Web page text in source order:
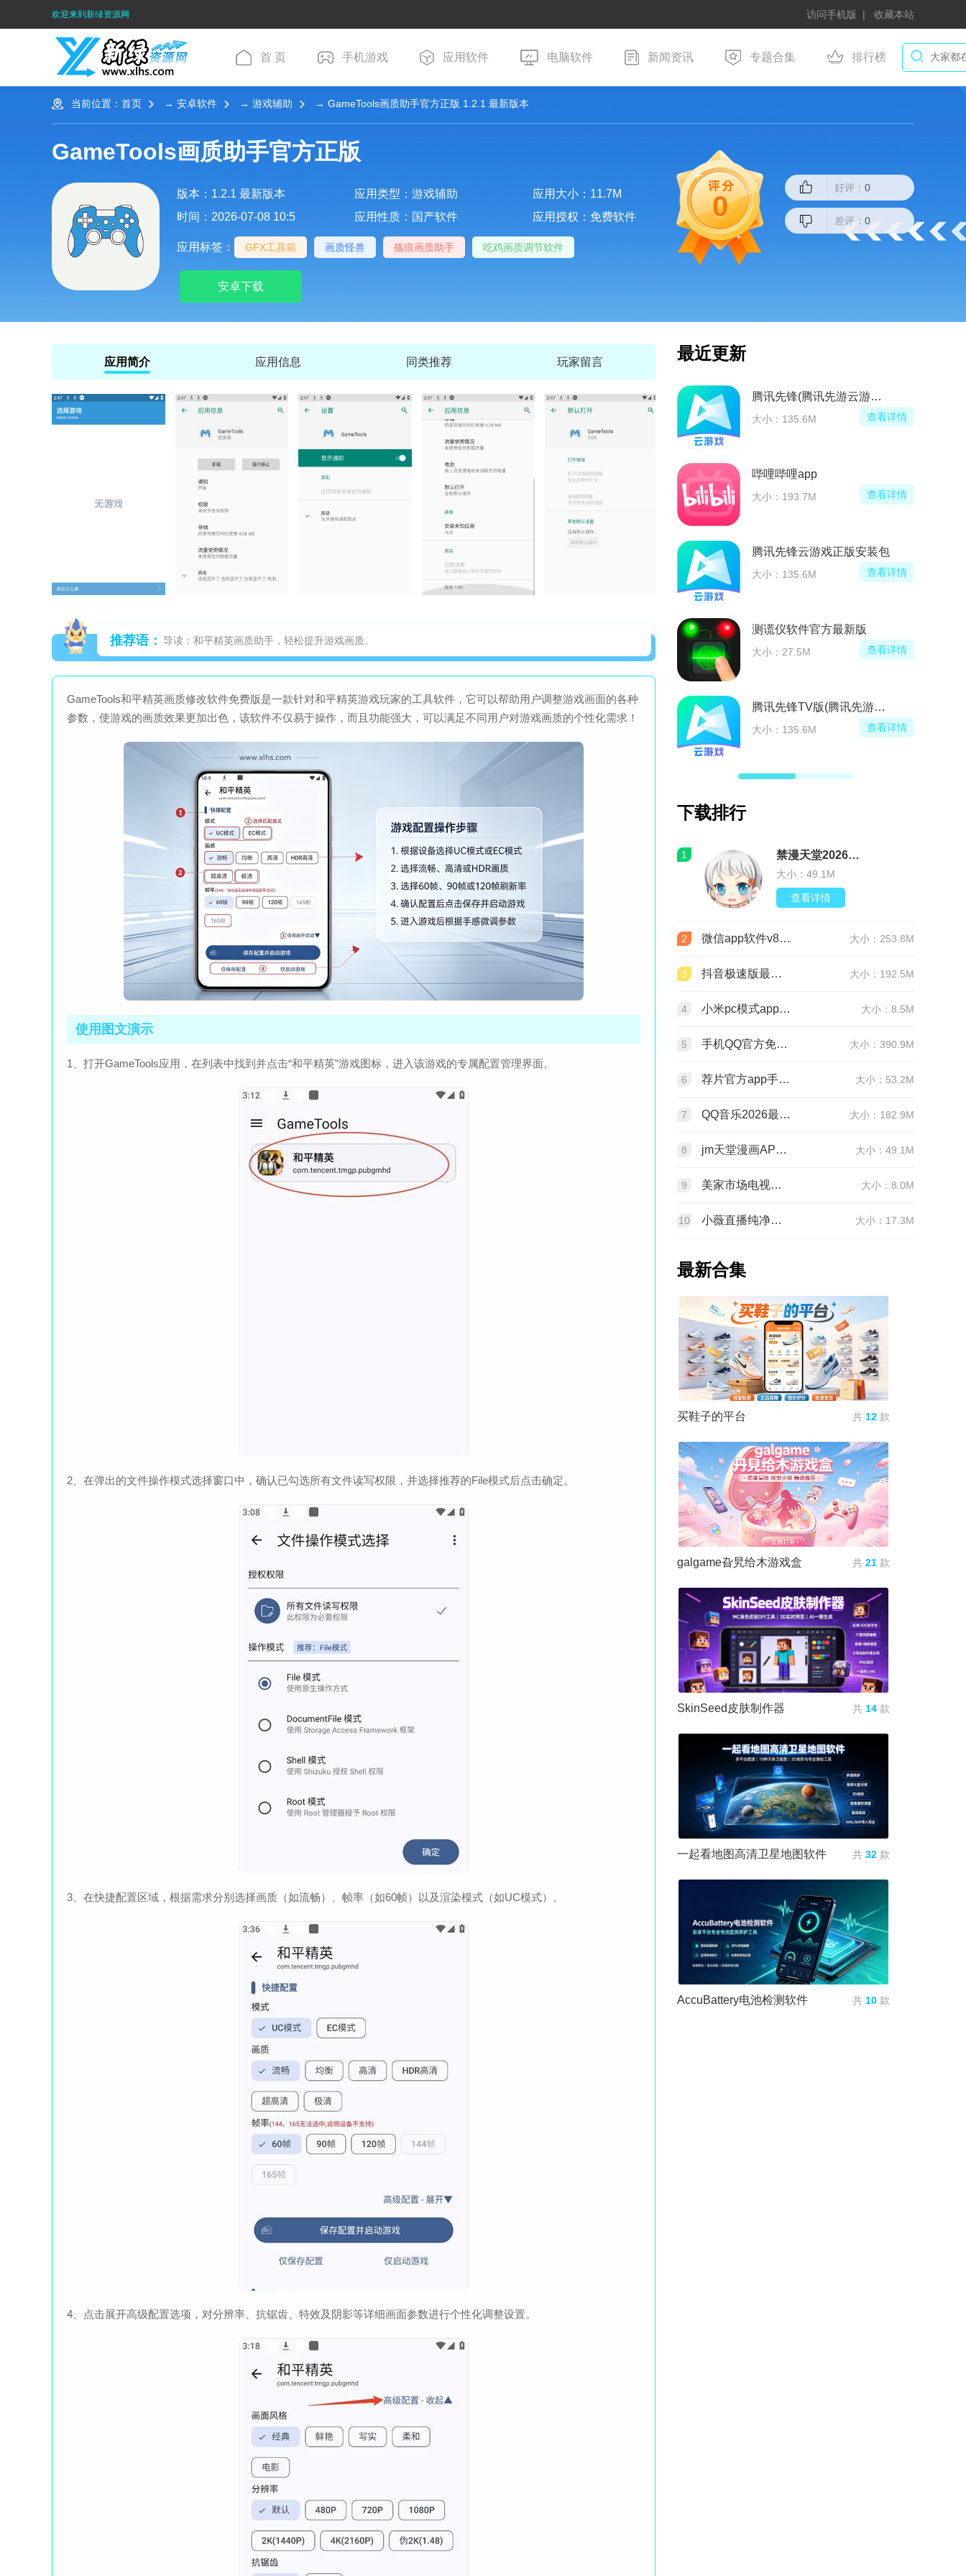
欢迎来到新绿资源网 访问手机版 收藏本站
首 页 手机游戏 应用软件 电脑软件 新闻资讯 专题合集 排行榜
当前位置： 首页 → 安卓软件 → 游戏辅助 → GameTools画质助手官方正版 1.2.1 最新版本
GameTools画质助手官方正版
版本：1.2.1 最新版本 应用类型：游戏辅助
应用大小：11.7M
时间：2026-07-08 10:5
应用性质：国产软件 应用授权：免费软件
应用标签： GFX工具箱 画质怪兽 殇痕画质助手 吃鸡画质调节软件
安卓下载
0
好评： 0
差评： 0
应用简介 应用信息 同类推荐 玩家留言
推荐语： 导读：和平精英画质助手，轻松提升游戏画质。
GameTools和平精英画质修改软件免费版是一款针对和平精英游戏玩家的工具软件，它可以帮助用户调整游戏画面的各种
参数，使游戏的画质效果更加出色，该软件不仅易于操作，而且功能强大，可以满足不同用户对游戏画质的个性化需求！
使用图文演示
1、打开GameTools应用，在列表中找到并点击“和平精英”游戏图标，进入该游戏的专属配置管理界面。
2、在弹出的文件操作模式选择窗口中，确认已勾选所有文件读写权限，并选择推荐的File模式后点击确定。
3、在快捷配置区域，根据需求分别选择画质（如流畅）、帧率（如60帧）以及渲染模式（如UC模式）。
4、点击展开高级配置选项，对分辨率、抗锯齿、特效及阴影等详细画面参数进行个性化调整设置。
最近更新
腾讯先锋(腾讯先游云游戏官方客户端apk)
查看详情
哔哩哔哩app
大小：193.7M
查看详情
伊对相亲交友平台官方APP
大小：106.4M 查看详情
六间房直播APP最新版
大小：112.3M 查看详情
江西工程学院app官方版
大小：8.2M 查看详情
金普点播app官方最新版
大小：14.7M 查看详情
饿了么返佣版
大小：78.4M 查看详情
下载排行
1 禁漫天堂2026最新版安装包(JMComic3)v2.0.30安卓版
大小：49.1M
查看详情
2 微信app软件v8.0.76 官方版 大小：253.8M
3 抖音极速版最新版本官方版2026v39.9.0安卓版 大小：192.5M
4 小米pc模式app安装包(小米pc模式beta版)v12.1.208.5平板版 大小：8.5M
5 手机QQ官方免费最新版v9.3.30 官方正版 大小：390.9M
6 荐片官方app手机最新版v4.2.5安卓版 大小：53.2M
7 QQ音乐2026最新版app20.6.5.8 官方安卓版 大小：182.9M
8 jm天堂漫画APP安装包v2.0.30安卓最新版 大小：49.1M
9 美家市场电视版安装包v3.3.1安卓TV版 大小：8.0M
10 小薇直播纯净版tv版安装包v2.7.0.6足道纯净版 大小：17.3M
最新合集
买鞋子的平台 共 12 款
galgame旮旯给木游戏盒 共 21 款
SkinSeed皮肤制作器 共 14 款
一起看地图高清卫星地图软件 共 32 款
AccuBattery电池检测软件 共 10 款